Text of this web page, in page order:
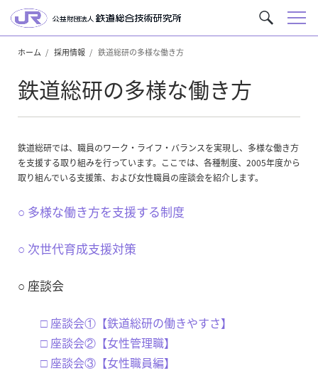
サ
イ
メ
ホーム 採用情報 鉄道総研の多様な働き方
鉄道総研の多様な働き方
鉄道総研では、職員のワーク・ライフ・バランスを実現し、多様な働き方
を支援する取り組みを行っています。ここでは、各種制度、2005年度から
取り組んでいる支援策、および女性職員の座談会を紹介します。
○ 多様な働き方を支援する制度
○ 次世代育成支援対策
○ 座談会
□ 座談会①【鉄道総研の働きやすさ】
□ 座談会②【女性管理職】
□ 座談会③【女性職員編】